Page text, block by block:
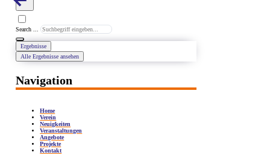
Search ...
Ergebnisse
Alle Ergebnisse ansehen
Navigation
Home
Verein
Neuigkeiten
Veranstaltungen
Angebote
Projekte
Kontakt